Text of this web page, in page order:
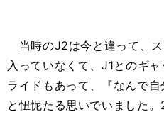
当時のJ2は今と違って、
入っていなくて、J1とのギ
ライドもあって、『なんで自
と忸怩たる思いでいました